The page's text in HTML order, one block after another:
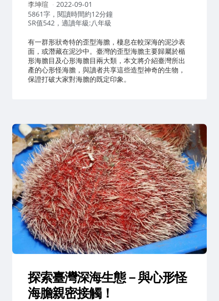
作
者：
李坤瑄
2022-09-01
5861字，閱讀時間約12分鐘
SR值542，適讀年級:八年級
有一群形狀奇特的歪型海膽，棲息在較深海的泥沙表
面，或潛藏在泥沙中。臺灣的歪型海膽主要歸屬於楯
形海膽目及心形海膽目兩大類，本文將介紹臺灣所出
產的心形怪海膽，與讀者共享這些造型神奇的生物，
保證打破大家對海膽的既定印象。
探索臺灣深海生態－與心形怪
海膽親密接觸！